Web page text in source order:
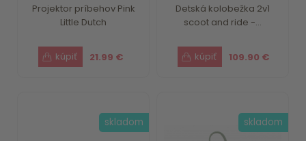
Projektor príbehov Pink
Little Dutch
21.99 €
Detská kolobežka 2v1
scoot and ride -...
109.90 €
skladom skladom